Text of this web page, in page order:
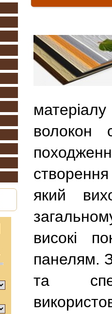
волокон
який
високі
панелям.
та